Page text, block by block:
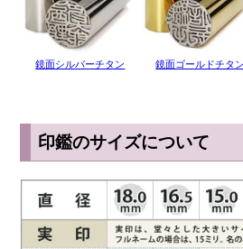
印鑑が溶けたり変形したりすることはあ
して選ぶには非常に向いているといえます
チタンは強度という意味でもかなり丈夫
やはりチタンは大切な印鑑に向いています
◆ チタンはお手入れも簡単
朱肉汚れはもちろん炎の煤や泥汚れが印
も、指や歯ブラシで水洗いすれば簡単に
鏡面シルバーチタン 鏡面ゴールドチタン
印鑑のサイズについて